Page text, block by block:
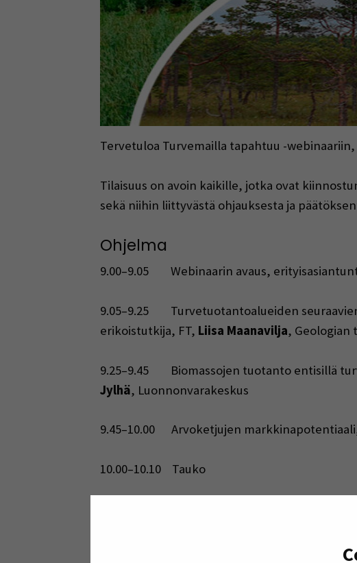
Tervetuloa Turvemailla tapahtuu -
Tilaisuus on avoin kaikille, jotka ovat
sekä niihin liittyvästä ohjauksesta ja
Ohjelma
9.00–9.05 Webinaarin avaus,
9.05–9.25 Turvetuotantoalueiden
erikoistutkija, FT, Liisa Maanavilja, Geologian
9.25–9.45 Biomassojen tuotanto entisillä
Jylhä, Luonnonvarakeskus
9.45–10.00 Arvoketjujen
10.00–10.10 Tauko